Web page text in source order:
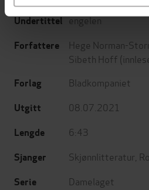
Undertittel engelen
Forfattere Hege Norman-
Sibeth Hoff
Forlag Bladkompaniet
Utgitt 08.07.2021
Lengde 6:43
Sjanger Skjønnlitteratur
Serie Damelaget